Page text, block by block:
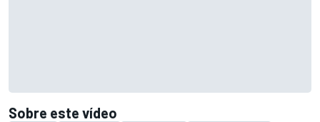
Sobre este vídeo